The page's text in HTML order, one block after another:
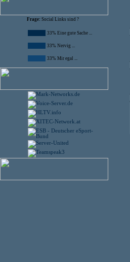
Frage: Social Links sind ?
33% Eine gute Sache ...
33% Nervig ...
33% Mir egal ...